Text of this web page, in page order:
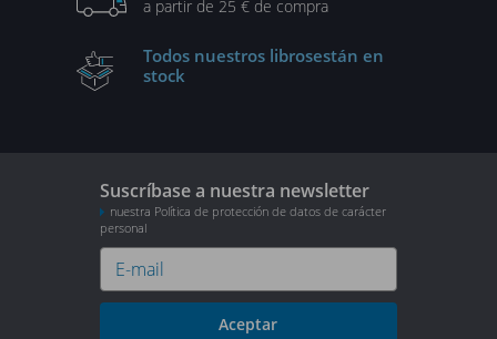
a partir de 25 € de compra
Todos nuestros librosestán en
stock
Suscríbase a nuestra newsletter
nuestra Política de protección de datos de carácter
personal
Aceptar